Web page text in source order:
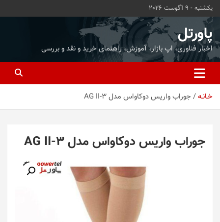
محتوا
بروید
یکشنبه - 9 آگوست 2026
پاورتل
اخبار فناوری، اپ بازار، آموزش، راهنمای خرید و نقد و بررسی
خـانـه جوراب واریس دوکاواس مدل AG II-3
جوراب واریس دوکاواس مدل AG II-3